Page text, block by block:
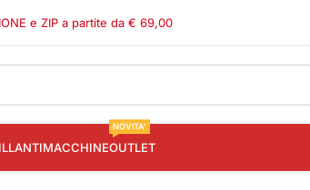
e ZIP a partite da € 69,00
MACCHINEOUTLET
NOVITA'